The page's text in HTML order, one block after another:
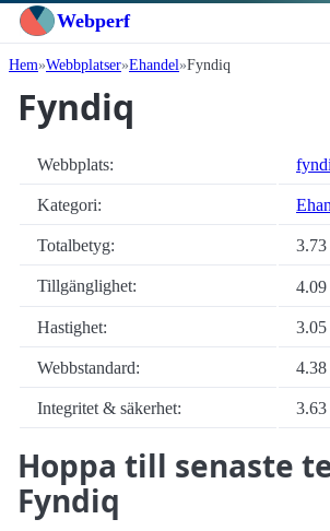
Webperf
Hem Webbplatser Ehandel Fyndiq
Fyndiq
Webbplats:
Kategori:
Totalbetyg:
Tillgänglighet:
Hastighet:
Webbstandard:
Integritet & säkerhet:
Hoppa till senaste
Fyndiq